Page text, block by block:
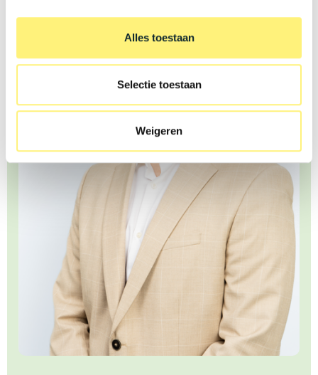
Alles toestaan
Selectie toestaan
Weigeren